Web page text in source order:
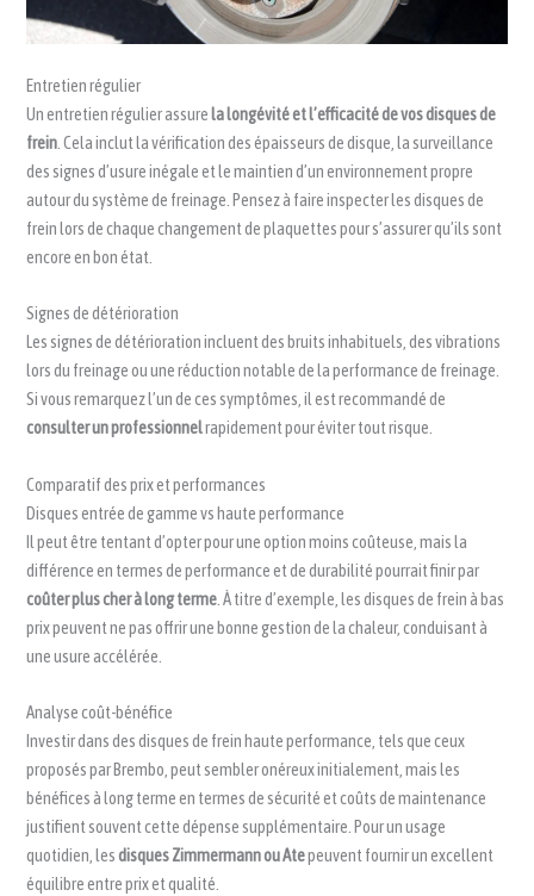
Entretien régulier
Un entretien régulier assurela longévité et l’efficacité de vos disques de
frein . Cela inclut la vérification des épaisseurs de disque, la surveillance
des signes d’usure inégale et le maintien d’un environnement propre
autour du système de freinage. Pensez à faire inspecter les disques de
frein lors de chaque changement de plaquettes pour s’assurer qu’ils sont
encore en bon état.
Signes de détérioration
Les signes de détérioration incluent des bruits inhabituels, des vibrations
lors du freinage ou une réduction notable de la performance de freinage.
Si vous remarquez l’un de ces symptômes, il est recommandé de
consulter un professionnelrapidement pour éviter tout risque.
Comparatif des prix et performances
Disques entrée de gamme vs haute performance
Il peut être tentant d’opter pour une option moins coûteuse, mais la
différence en termes de performance et de durabilité pourrait finir par
coûter plus cher à long terme . À titre d’exemple, les disques de frein à bas
prix peuvent ne pas offrir une bonne gestion de la chaleur, conduisant à
une usure accélérée.
Analyse coût-bénéfice
Investir dans des disques de frein haute performance, tels que ceux
proposés par Brembo, peut sembler onéreux initialement, mais les
bénéfices à long terme en termes de sécurité et coûts de maintenance
justifient souvent cette dépense supplémentaire. Pour un usage
quotidien, lesdisques Zimmermann ou Atepeuvent fournir un excellent
équilibre entre prix et qualité.